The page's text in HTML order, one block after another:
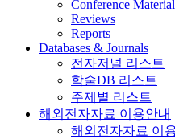
Conference
Reviews
Reports
Databases & Journals
전자저널 리스트
학술DB 리스트
주제별 리스트
해외전자자료 이용안내
해외전자자료 이